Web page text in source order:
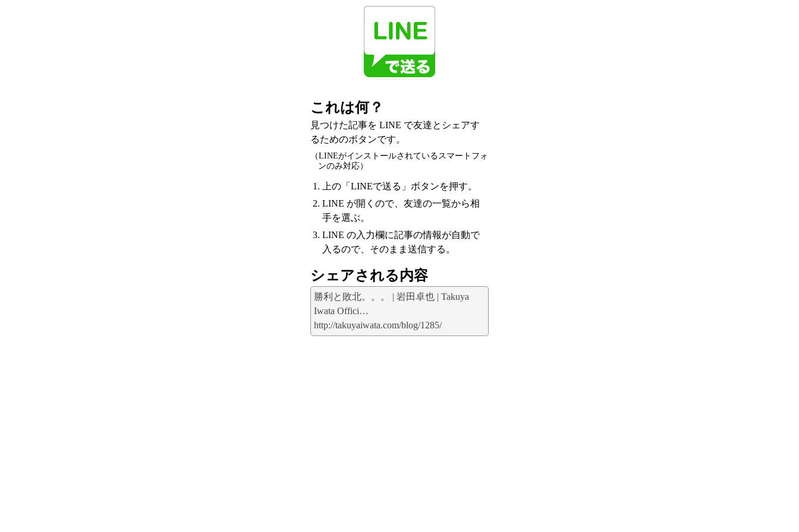
これは何？
見つけた記事を LINE で友達とシェアす
るためのボタンです。
（LINEがインストールされているスマートフォ
ンのみ対応）
上の「LINEで送る」ボタンを押す。
LINE が開くので、友達の一覧から相
手を選ぶ。
LINE の入力欄に記事の情報が自動で
入るので、そのまま送信する。
シェアされる内容
勝利と敗北。。。 | 岩田卓也 | Takuya
Iwata Offici…
http://takuyaiwata.com/blog/1285/